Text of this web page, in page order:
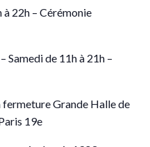
22h – Cérémonie
Samedi de 11h à 21h –
fermeture Grande Halle de
19e